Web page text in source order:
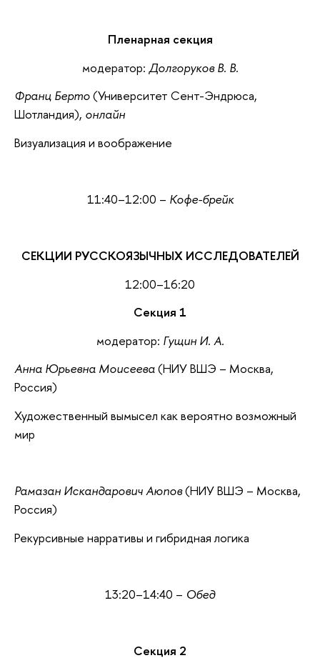
Пленарная секция
модератор: Долгоруков В. В.
Франц Берто(Университет Сент-Эндрюса,
Шотландия), онлайн
Визуализация и воображение
11:40–12:00 – Кофе-брейк
СЕКЦИИ РУССКОЯЗЫЧНЫХ ИССЛЕДОВАТЕЛЕЙ
12:00–16:20
Секция 1
модератор: Гущин И. А.
Анна Юрьевна Моисеева(НИУ ВШЭ – Москва,
Россия)
Художественный вымысел как вероятно возможный
мир
Рамазан Искандарович Аюпов(НИУ ВШЭ – Москва,
Россия)
Рекурсивные нарративы и гибридная логика
13:20–14:40 – Обед
Секция 2